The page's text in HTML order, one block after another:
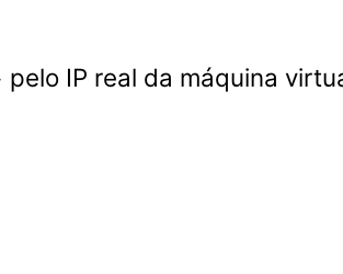
IP real da máquina